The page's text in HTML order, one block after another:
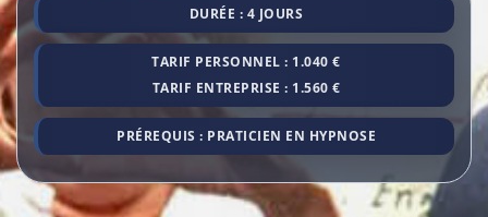
DURÉE : 4 JOURS
TARIF PERSONNEL : 1.040 €
TARIF ENTREPRISE : 1.560 €
PRÉREQUIS : PRATICIEN EN HYPNOSE